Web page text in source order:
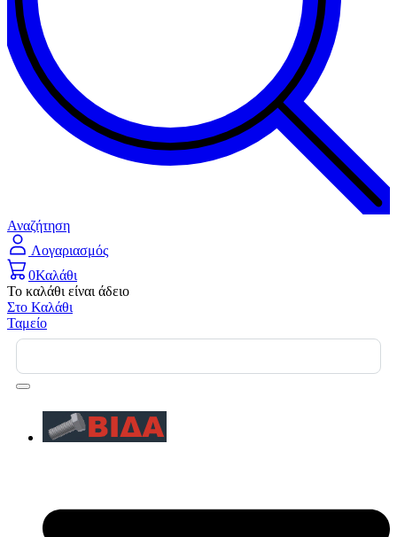
Αναζήτηση
Λογαριασμός
0Καλάθι
Το καλάθι είναι άδειο
Στο Καλάθι
Ταμείο